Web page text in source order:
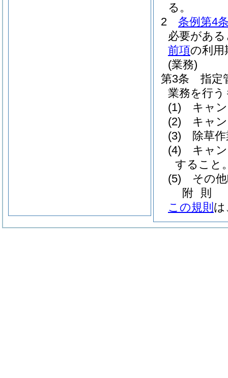
る。
2
条例第4
必要があ
前項の利用
(業務)
第3条
指定
業務を行
(1)
キャ
(2)
キャ
(3)
除草
(4)
キャ
すること
(5)
その
附 則
この規則 は